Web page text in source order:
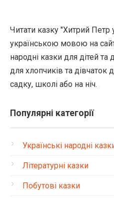
Читати казку "Хитрий Петр
українською мовою на
народні казки для дітей
для хлопчиків та дівчаток
садку, школі або на ніч.
Популярні категорії
Українські народні
Літературні казки
Побутові казки